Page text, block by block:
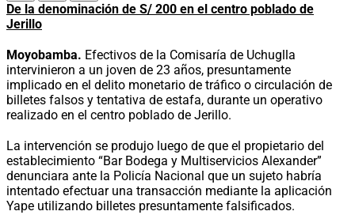
De la denominación de S/ 200 en el centro poblado de
Jerillo
Moyobamba. Efectivos de la Comisaría de Uchuglla
intervinieron a un joven de 23 años, presuntamente
implicado en el delito monetario de tráfico o circulación de
billetes falsos y tentativa de estafa, durante un operativo
realizado en el centro poblado de Jerillo.
La intervención se produjo luego de que el propietario del
establecimiento “Bar Bodega y Multiservicios Alexander”
denunciara ante la Policía Nacional que un sujeto habría
intentado efectuar una transacción mediante la aplicación
Yape utilizando billetes presuntamente falsificados.